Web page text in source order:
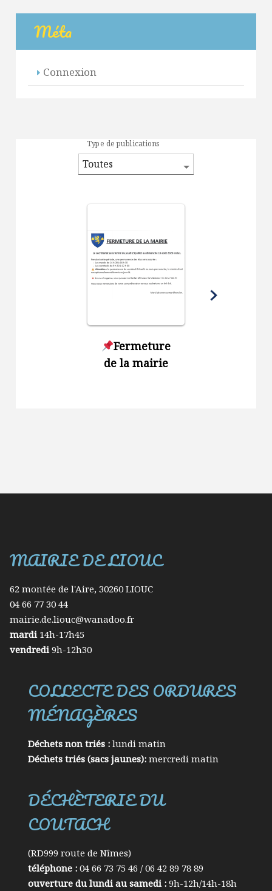
Méta
Connexion
Type de publications
Fermeture
de la mairie
MAIRIE DE LIOUC
62 montée de l'Aire, 30260 LIOUC
04 66 77 30 44
mairie.de.liouc@wanadoo.fr
mardi14h-17h45
vendredi9h-12h30
COLLECTE DES ORDURES
MÉNAGÈRES
Déchets non triés :lundi matin
Déchets triés (sacs jaunes):mercredi matin
DÉCHÈTERIE DU
COUTACH
(RD999 route de Nîmes)
téléphone :04 66 73 75 46 / 06 42 89 78 89
ouverture du lundi au samedi :9h-12h/14h-18h